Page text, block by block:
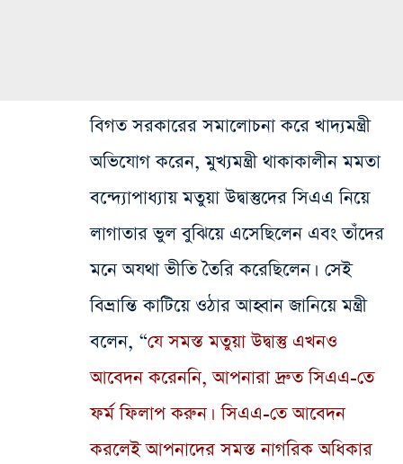
বিগত সরকারের সমালোচনা করে খাদ্যমন্ত্রী
অভিযোগ করেন, মুখ্যমন্ত্রী থাকাকালীন মমতা
বন্দ্যোপাধ্যায় মতুয়া উদ্বাস্তুদের সিএএ নিয়ে
লাগাতার ভুল বুঝিয়ে এসেছিলেন এবং তাঁদের
মনে অযথা ভীতি তৈরি করেছিলেন। সেই
বিভ্রান্তি কাটিয়ে ওঠার আহ্বান জানিয়ে মন্ত্রী
বলেন, “যে সমস্ত মতুয়া উদ্বাস্তু এখনও
আবেদন করেননি, আপনারা দ্রুত সিএএ-তে
ফর্ম ফিলাপ করুন। সিএএ-তে আবেদন
করলেই আপনাদের সমস্ত নাগরিক অধিকার